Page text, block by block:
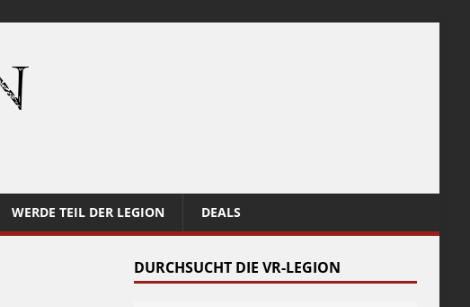
WERDE TEIL DER LEGION DEALS
DURCHSUCHT DIE VR-LEGION